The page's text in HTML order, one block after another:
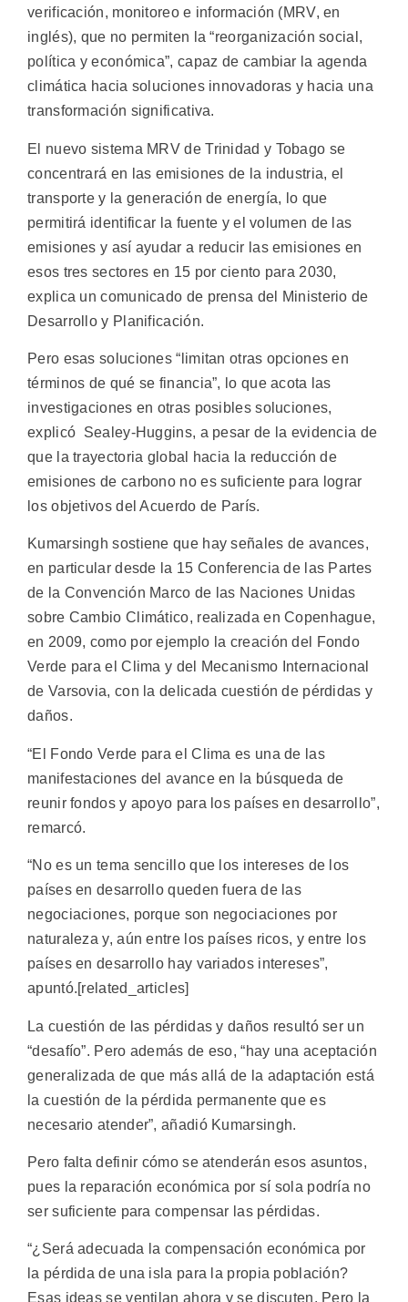
verificación, monitoreo e información (MRV, en
inglés), que no permiten la “reorganización social,
política y económica”, capaz de cambiar la agenda
climática hacia soluciones innovadoras y hacia una
transformación significativa.
El nuevo sistema MRV de Trinidad y Tobago se
concentrará en las emisiones de la industria, el
transporte y la generación de energía, lo que
permitirá identificar la fuente y el volumen de las
emisiones y así ayudar a reducir las emisiones en
esos tres sectores en 15 por ciento para 2030,
explica un comunicado de prensa del Ministerio de
Desarrollo y Planificación.
Pero esas soluciones “limitan otras opciones en
términos de qué se financia”, lo que acota las
investigaciones en otras posibles soluciones,
explicó Sealey-Huggins, a pesar de la evidencia de
que la trayectoria global hacia la reducción de
emisiones de carbono no es suficiente para lograr
los objetivos del Acuerdo de París.
Kumarsingh sostiene que hay señales de avances,
en particular desde la 15 Conferencia de las Partes
de la Convención Marco de las Naciones Unidas
sobre Cambio Climático, realizada en Copenhague,
en 2009, como por ejemplo la creación del Fondo
Verde para el Clima y del Mecanismo Internacional
de Varsovia, con la delicada cuestión de pérdidas y
daños.
“El Fondo Verde para el Clima es una de las
manifestaciones del avance en la búsqueda de
reunir fondos y apoyo para los países en desarrollo”,
remarcó.
“No es un tema sencillo que los intereses de los
países en desarrollo queden fuera de las
negociaciones, porque son negociaciones por
naturaleza y, aún entre los países ricos, y entre los
países en desarrollo hay variados intereses”,
apuntó.[related_articles]
La cuestión de las pérdidas y daños resultó ser un
“desafío”. Pero además de eso, “hay una aceptación
generalizada de que más allá de la adaptación está
la cuestión de la pérdida permanente que es
necesario atender”, añadió Kumarsingh.
Pero falta definir cómo se atenderán esos asuntos,
pues la reparación económica por sí sola podría no
ser suficiente para compensar las pérdidas.
“¿Será adecuada la compensación económica por
la pérdida de una isla para la propia población?
Esas ideas se ventilan ahora y se discuten. Pero la